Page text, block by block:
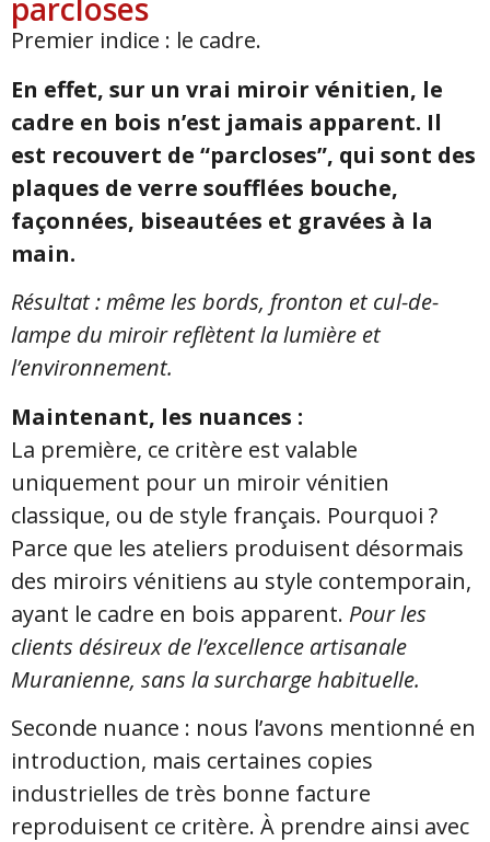
parcloses
Premier indice : le cadre.
En effet, sur un vrai miroir vénitien, le
cadre en bois n’est jamais apparent. Il
est recouvert de “parcloses”, qui sont des
plaques de verre soufflées bouche,
façonnées, biseautées et gravées à la
main.
Résultat : même les bords, fronton et cul-de-
lampe du miroir reflètent la lumière et
l’environnement.
Maintenant, les nuances :
La première, ce critère est valable
uniquement pour un miroir vénitien
classique, ou de style français. Pourquoi ?
Parce que les ateliers produisent désormais
des miroirs vénitiens au style contemporain,
ayant le cadre en bois apparent. Pour les
clients désireux de l’excellence artisanale
Muranienne, sans la surcharge habituelle.
Seconde nuance : nous l’avons mentionné en
introduction, mais certaines copies
industrielles de très bonne facture
reproduisent ce critère. À prendre ainsi avec